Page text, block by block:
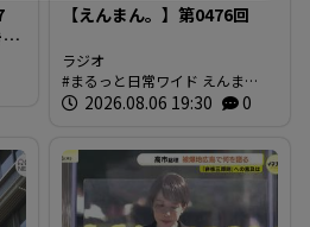
【えんまん。】第0476回
ラジオ
まるっと日常ワイド えんま
ん。 放送内容
2026.08.06 19:30 0